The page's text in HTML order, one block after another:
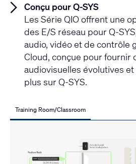
Conçu pour Q-SYS
Les Série QIO offrent une
des E/S réseau pour Q-
audio, vidéo et de contrôle
Cloud, conçue pour fournir
audiovisuelles évolutives
plus sur Q-SYS.
Training Room/Classroom